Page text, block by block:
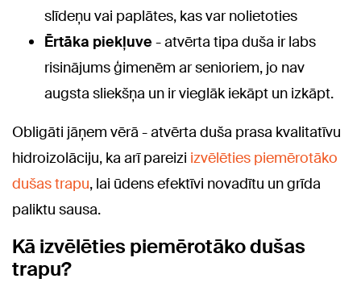
slīdeņu vai paplātes, kas var nolietoties
Ērtāka piekļuve - atvērta tipa duša ir labs
risinājums ģimenēm ar senioriem, jo nav
augsta sliekšņa un ir vieglāk iekāpt un izkāpt.
Obligāti jāņem vērā - atvērta duša prasa kvalitatīvu
hidroizolāciju, ka arī pareizi izvēlēties piemērotāko
dušas trapu, lai ūdens efektīvi novadītu un grīda
paliktu sausa.
Kā izvēlēties piemērotāko dušas
trapu?